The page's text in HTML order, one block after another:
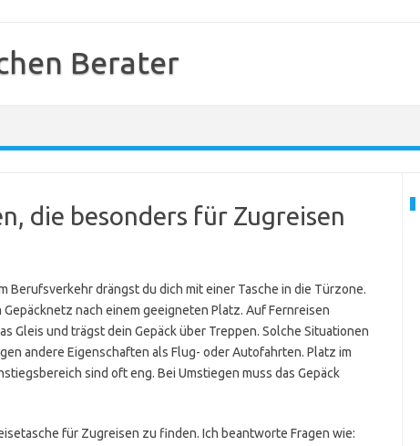
Berater
die besonders für Zugreisen
Berufsverkehr drängst du dich mit einer Tasche in die Türzone.
nach einem geeigneten Platz. Auf Fernreisen
Gleis und trägst dein Gepäck über Treppen. Solche Situationen
andere Eigenschaften als Flug- oder Autofahrten. Platz im
sind oft eng. Bei Umstiegen muss das Gepäck
für Zugreisen zu finden. Ich beantworte Fragen wie: